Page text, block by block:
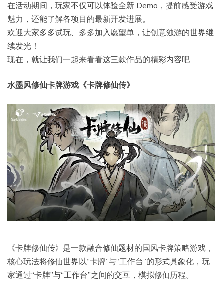
在活动期间，玩家不仅可以体验全新 Demo，提前感受游戏
魅力，还能了解各项目的最新开发进展。
欢迎大家多多试玩、多多加入愿望单，让创意独游的世界继
续发光！
现在，就让我们一起来看看这三款作品的精彩内容吧
水墨风修仙卡牌游戏《卡牌修仙传》
《卡牌修仙传》是一款融合修仙题材的国风卡牌策略游戏，
核心玩法将修仙世界以“卡牌”与“工作台”的形式具象化，玩
家通过“卡牌”与“工作台”之间的交互，模拟修仙历程。